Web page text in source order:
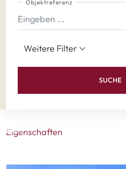
Objektreferenz
SUCHE
Weitere Filter
Eigenschaften